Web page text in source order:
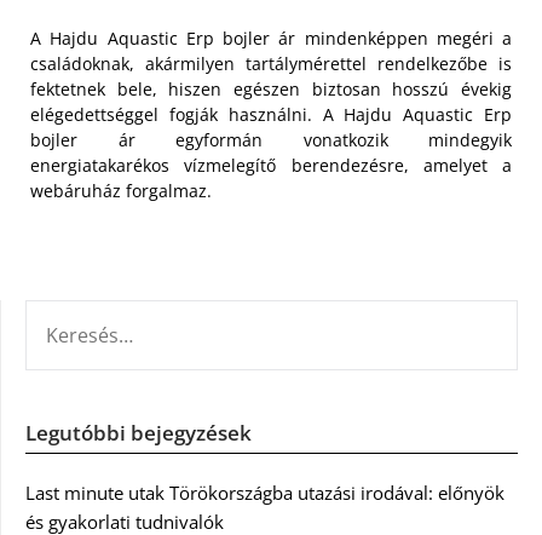
A Hajdu Aquastic Erp bojler ár mindenképpen megéri a
családoknak, akármilyen tartálymérettel rendelkezőbe is
fektetnek bele, hiszen egészen biztosan hosszú évekig
elégedettséggel fogják használni. A Hajdu Aquastic Erp
bojler ár egyformán vonatkozik mindegyik
energiatakarékos vízmelegítő berendezésre, amelyet a
webáruház forgalmaz.
Legutóbbi bejegyzések
Last minute utak Törökországba utazási irodával: előnyök
és gyakorlati tudnivalók